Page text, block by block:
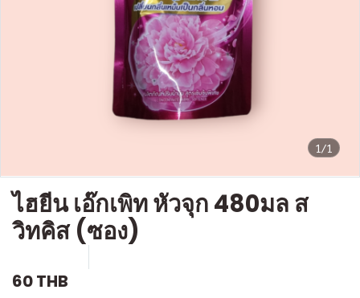
1/1
ไฮยีน เอ๊กเพิท หัวจุก 480มล ส
วิทคิส (ซอง)
60 THB